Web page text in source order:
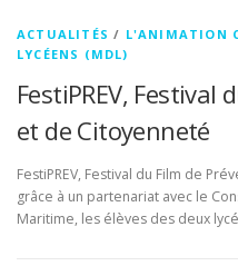
ACTUALITÉS / L'ANIMATION
LYCÉENS (MDL)
FestiPREV, Festival
et de Citoyenneté
FestiPREV, Festival du Film de
grâce à un partenariat avec le
Maritime, les élèves des deux